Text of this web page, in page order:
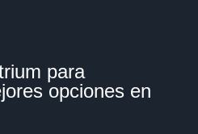
para
opciones en